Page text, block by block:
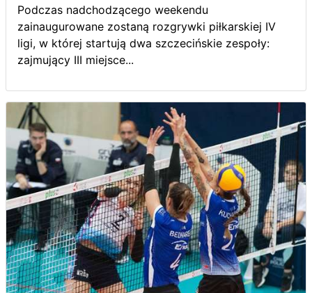
Podczas nadchodzącego weekendu
zainaugurowane zostaną rozgrywki piłkarskiej IV
ligi, w której startują dwa szczecińskie zespoły:
zajmujący III miejsce...